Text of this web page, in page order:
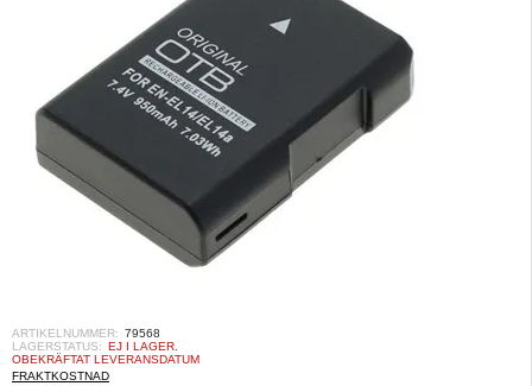
ARTIKELNUMMER: 79568
LAGERSTATUS: EJ I LAGER.
OBEKRÄFTAT LEVERANSDATUM
FRAKTKOSTNAD